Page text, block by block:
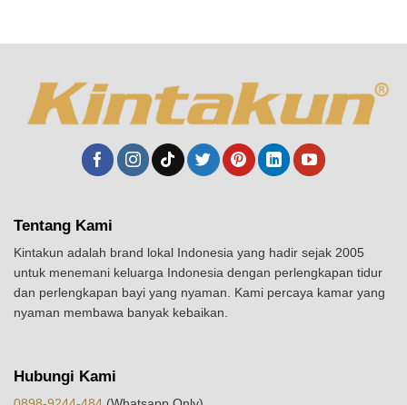
Tentang Kami
Kintakun adalah brand lokal Indonesia yang hadir sejak 2005
untuk menemani keluarga Indonesia dengan perlengkapan tidur
dan perlengkapan bayi yang nyaman. Kami percaya kamar yang
nyaman membawa banyak kebaikan.
Hubungi Kami